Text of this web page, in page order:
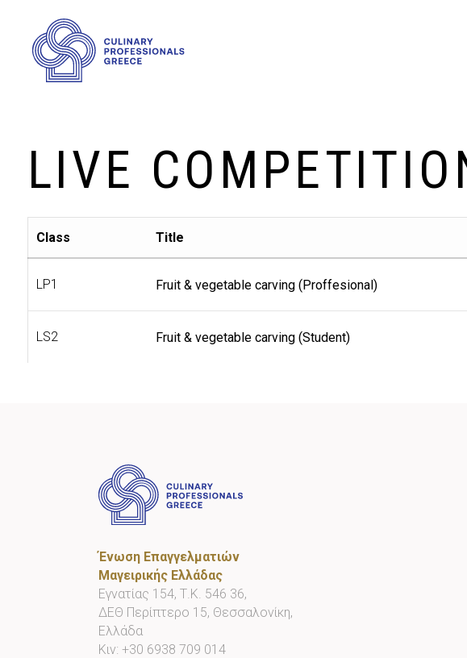
LIVE
Class Title
LP1 Fruit & vegetable carving (Proffesional)
LS2 Fruit & vegetable carving (Student)
Ένωση Επαγγελματιών
Μαγειρικής Ελλάδας
Εγνατίας 154, Τ.Κ. 546 36,
ΔΕΘ Περίπτερο 15, Θεσσαλονίκη,
Ελλάδα
Κιν: +30 6938 709 014